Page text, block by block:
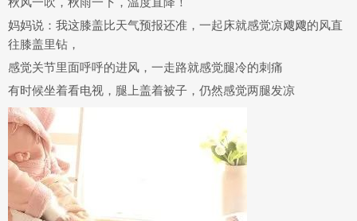
妈妈说：我这膝盖比天气预报还准，一起床就感觉凉飕飕的风直
往膝盖里钻，
感觉关节里面呼呼的进风，一走路就感觉腿冷的刺痛
有时候坐着看电视，腿上盖着被子，仍然感觉两腿发凉